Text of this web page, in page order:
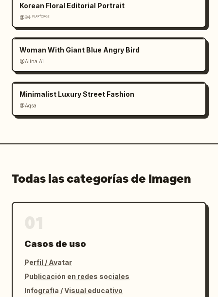
Korean Floral Editorial Portrait
@𝟡𝟜 ᴾᴸᴬʸᶠᴼᴿᴳᴱ
Woman With Giant Blue Angry Bird
@Alina Ai
Minimalist Luxury Street Fashion
@Aqsa
Todas las categorías de Imagen
Casos de uso
Perfil / Avatar
Publicación en redes sociales
Infografía / Visual educativo